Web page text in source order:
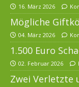
16. März 2026
Mögliche
04. März 2026
1.500 Euro
02. Februar 2026
Zwei Verletzte